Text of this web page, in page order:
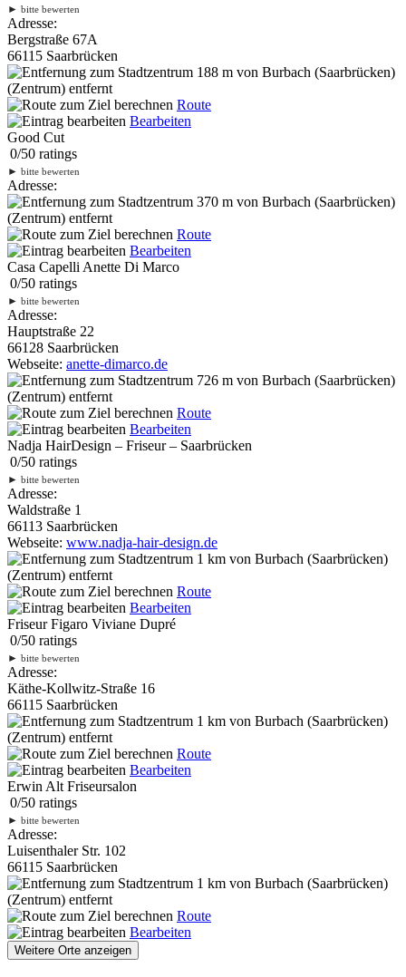
► bitte bewerten
Adresse:
Bergstraße 67A
66115 Saarbrücken
188 m von Burbach (Saarbrücken)
(Zentrum) entfernt
Route
Bearbeiten
Good Cut
0/50 ratings
► bitte bewerten
Adresse:
370 m von Burbach (Saarbrücken)
(Zentrum) entfernt
Route
Bearbeiten
Casa Capelli Anette Di Marco
0/50 ratings
► bitte bewerten
Adresse:
Hauptstraße 22
66128 Saarbrücken
Webseite: anette-dimarco.de
726 m von Burbach (Saarbrücken)
(Zentrum) entfernt
Route
Bearbeiten
Nadja HairDesign – Friseur – Saarbrücken
0/50 ratings
► bitte bewerten
Adresse:
Waldstraße 1
66113 Saarbrücken
Webseite: www.nadja-hair-design.de
1 km von Burbach (Saarbrücken)
(Zentrum) entfernt
Route
Bearbeiten
Friseur Figaro Viviane Dupré
0/50 ratings
► bitte bewerten
Adresse:
Käthe-Kollwitz-Straße 16
66115 Saarbrücken
1 km von Burbach (Saarbrücken)
(Zentrum) entfernt
Route
Bearbeiten
Erwin Alt Friseursalon
0/50 ratings
► bitte bewerten
Adresse:
Luisenthaler Str. 102
66115 Saarbrücken
1 km von Burbach (Saarbrücken)
(Zentrum) entfernt
Route
Bearbeiten
Weitere Orte anzeigen